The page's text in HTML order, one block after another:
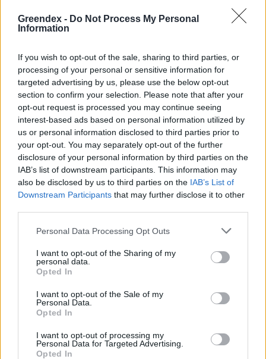
Greendex - Do Not Process My Personal
Information
If you wish to opt-out of the sale, sharing to third parties, or
processing of your personal or sensitive information for
targeted advertising by us, please use the below opt-out
section to confirm your selection. Please note that after your
opt-out request is processed you may continue seeing
interest-based ads based on personal information utilized by
us or personal information disclosed to third parties prior to
your opt-out. You may separately opt-out of the further
disclosure of your personal information by third parties on the
IAB’s list of downstream participants. This information may
also be disclosed by us to third parties on the IAB’s List of
Downstream Participants that may further disclose it to other
Personal Data Processing Opt Outs
I want to opt-out of the Sharing of my
personal data.
Opted In
I want to opt-out of the Sale of my
Personal Data.
Opted In
I want to opt-out of processing my
Personal Data for Targeted Advertising.
Opted In
Kerekasztal-beszélgetés a
környezeti nevelés fontosságáról
Greendex Szemle
A fejekben dől el a jövő! –
Programajánló
Greendex Szemle
Fenntarthatósági Témahét: miről
szól, kiknek szól, hogyan
csatlakozhatsz te is?
Novák Zsombor